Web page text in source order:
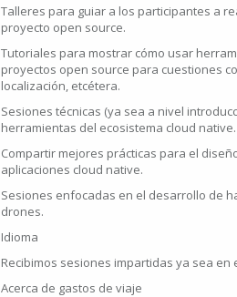
Talleres para guiar a los participantes a
proyecto open source.
Tutoriales para mostrar cómo usar
proyectos open source para cuestiones
localización, etcétera.
Sesiones técnicas (ya sea a nivel
herramientas del ecosistema cloud native.
Compartir mejores prácticas para el
aplicaciones cloud native.
Sesiones enfocadas en el desarrollo de
drones.
Idioma
Recibimos sesiones impartidas ya sea en
Acerca de gastos de viaje